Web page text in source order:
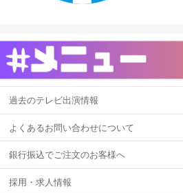
過去のテレビ出演情報
よくあるお問い合わせについて
銀行振込でご注文のお客様へ
採用・求人情報